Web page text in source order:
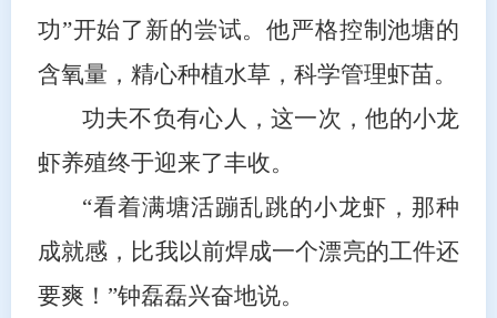
功”开始了新的尝试。他严格控制池塘的
含氧量，精心种植水草，科学管理虾苗。
功夫不负有心人，这一次，他的小龙
虾养殖终于迎来了丰收。
“看着满塘活蹦乱跳的小龙虾，那种
成就感，比我以前焊成一个漂亮的工件还
要爽！”钟磊磊兴奋地说。